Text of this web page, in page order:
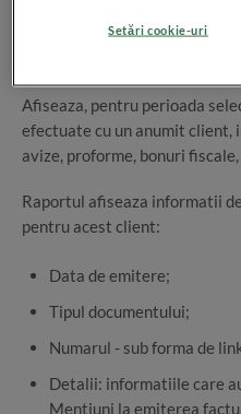
Afiseaza, pentru perioada
efectuate cu un anumit
avize, proforme, bonuri
Raportul afiseaza informatii
pentru acest client:
Data de emitere;
Tipul documentului;
Numarul - sub forma de
Detalii: informatiile care
Mentiuni la emiterea
Setări cookie-uri